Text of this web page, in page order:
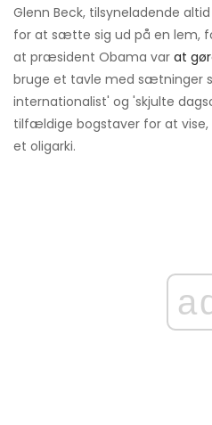
Glenn Beck, tilsyneladende
for at sætte sig ud på en lem,
at præsident Obama var at
bruge et tavle med sætninger
internationalist' og 'skjulte
tilfældige bogstaver for at vise,
et oligarki.